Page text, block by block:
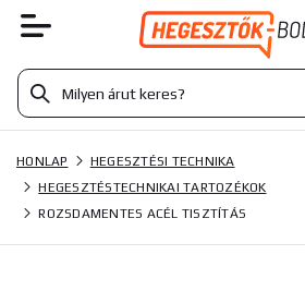
HONLAP
HEGESZTÉSI TECHNIKA
HEGESZTÉSTECHNIKAI TARTOZÉKOK
ROZSDAMENTES ACÉL TISZTÍTÁS